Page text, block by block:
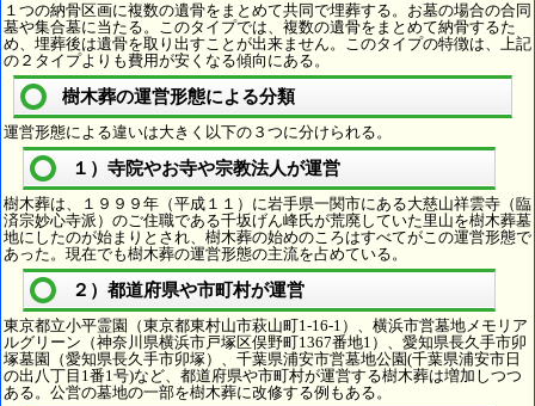
１つの納骨区画に複数の遺骨をまとめて共同で埋葬する。お墓の場合の合同
墓や集合墓に当たる。このタイプでは、複数の遺骨をまとめて納骨するた
め、埋葬後は遺骨を取り出すことが出来ません。このタイプの特徴は、上記
の２タイプよりも費用が安くなる傾向にある。
樹木葬の運営形態による分類
運営形態による違いは大きく以下の３つに分けられる。
１）寺院やお寺や宗教法人が運営
樹木葬は、１９９９年（平成１１）に岩手県一関市にある大慈山祥雲寺（臨
済宗妙心寺派）のご住職である千坂げん峰氏が荒廃していた里山を樹木葬墓
地にしたのが始まりとされ、樹木葬の始めのころはすべてがこの運営形態で
あった。現在でも樹木葬の運営形態の主流を占めている。
２）都道府県や市町村が運営
東京都立小平霊園（東京都東村山市萩山町1-16-1）、横浜市営墓地メモリア
ルグリーン（神奈川県横浜市戸塚区俣野町1367番地1）、愛知県長久手市卯
塚墓園（愛知県長久手市卯塚）、千葉県浦安市営墓地公園(千葉県浦安市日
の出八丁目1番1号)など、都道府県や市町村が運営する樹木葬は増加しつつ
ある。公営の墓地の一部を樹木葬に改修する例もある。